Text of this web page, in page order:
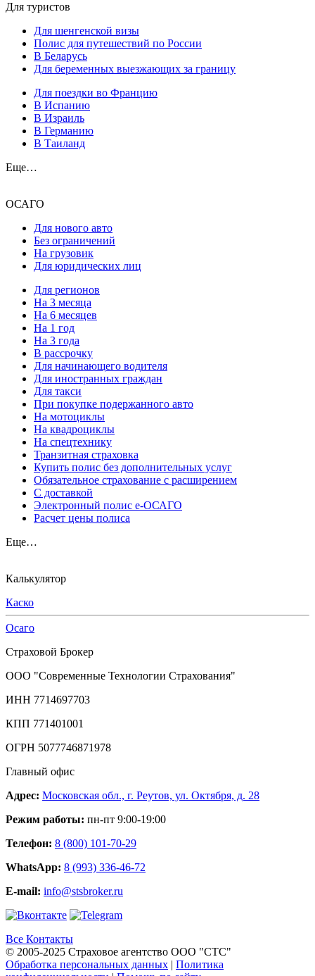
Для туристов
Для шенгенской визы
Полис для путешествий по России
В Беларусь
Для беременных выезжающих за границу
Для поездки во Францию
В Испанию
В Израиль
В Германию
В Таиланд
Еще…
ОСАГО
Для нового авто
Без ограничений
На грузовик
Для юридических лиц
Для регионов
На 3 месяца
На 6 месяцев
На 1 год
На 3 года
В рассрочку
Для начинающего водителя
Для иностранных граждан
Для такси
При покупке подержанного авто
На мотоциклы
На квадроциклы
На спецтехнику
Транзитная страховка
Купить полис без дополнительных услуг
Обязательное страхование с расширением
С доставкой
Электронный полис е-ОСАГО
Расчет цены полиса
Еще…
Калькулятор
Каско
Осаго
Страховой Брокер
ООО "Современные Технологии Страхования"
ИНН 7714697703
КПП 771401001
ОГРН 5077746871978
Главный офис
Адрес: Московская обл., г. Реутов, ул. Октября, д. 28
Режим работы: пн-пт 9:00-19:00
Телефон: 8 (800) 101-70-29
WhatsApp: 8 (993) 336-46-72
E-mail: info@stsbroker.ru
Все Контакты
© 2005-2025 Страховое агентство ООО "СТС"
Обработка персональных данных
Политика